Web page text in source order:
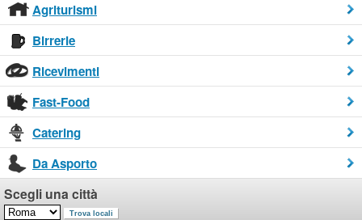
Agriturismi
Birrerie
Ricevimenti
Fast-Food
Catering
Da Asporto
Scegli una città